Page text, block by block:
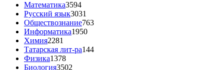
Математика3594
Русский язык3031
Обществознание763
Информатика1950
Химия2281
Татарская лит-ра144
Физика1378
Биология3502